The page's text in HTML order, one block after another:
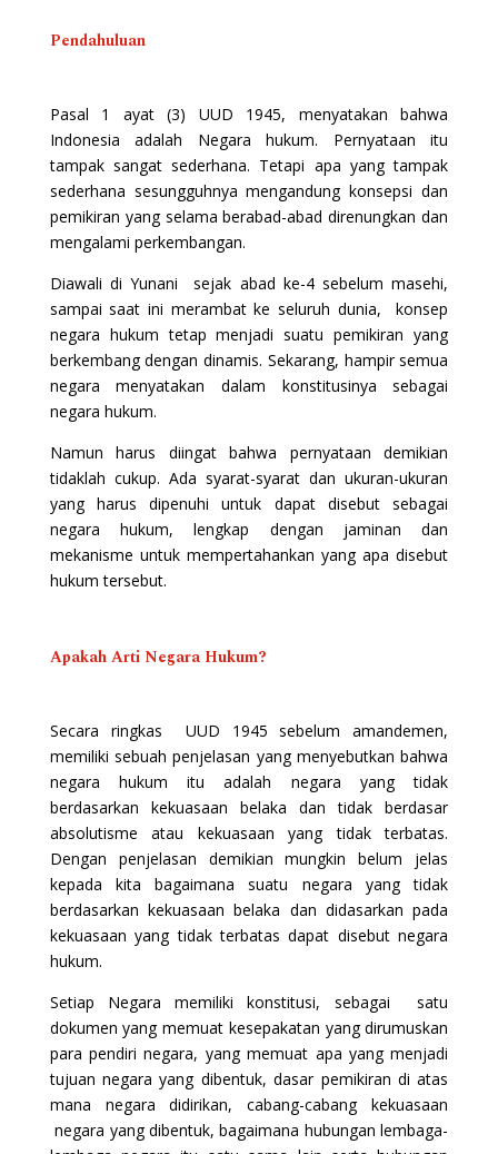
Pendahuluan
Pasal 1 ayat (3) UUD 1945, menyatakan bahwa
Indonesia adalah Negara hukum. Pernyataan itu
tampak sangat sederhana. Tetapi apa yang tampak
sederhana sesungguhnya mengandung konsepsi dan
pemikiran yang selama berabad-abad direnungkan dan
mengalami perkembangan.
Diawali di Yunani sejak abad ke-4 sebelum masehi,
sampai saat ini merambat ke seluruh dunia, konsep
negara hukum tetap menjadi suatu pemikiran yang
berkembang dengan dinamis. Sekarang, hampir semua
negara menyatakan dalam konstitusinya sebagai
negara hukum.
Namun harus diingat bahwa pernyataan demikian
tidaklah cukup. Ada syarat-syarat dan ukuran-ukuran
yang harus dipenuhi untuk dapat disebut sebagai
negara hukum, lengkap dengan jaminan dan
mekanisme untuk mempertahankan yang apa disebut
hukum tersebut.
Apakah Arti Negara Hukum?
Secara ringkas UUD 1945 sebelum amandemen,
memiliki sebuah penjelasan yang menyebutkan bahwa
negara hukum itu adalah negara yang tidak
berdasarkan kekuasaan belaka dan tidak berdasar
absolutisme atau kekuasaan yang tidak terbatas.
Dengan penjelasan demikian mungkin belum jelas
kepada kita bagaimana suatu negara yang tidak
berdasarkan kekuasaan belaka dan didasarkan pada
kekuasaan yang tidak terbatas dapat disebut negara
hukum.
Setiap Negara memiliki konstitusi, sebagai satu
dokumen yang memuat kesepakatan yang dirumuskan
para pendiri negara, yang memuat apa yang menjadi
tujuan negara yang dibentuk, dasar pemikiran di atas
mana negara didirikan, cabang-cabang kekuasaan
negara yang dibentuk, bagaimana hubungan lembaga-